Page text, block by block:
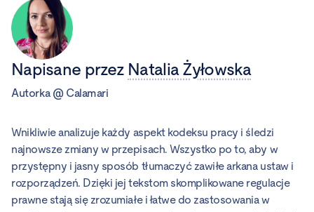
Napisane przez Natalia Żyłowska
Autorka@ Calamari
Wnikliwie analizuje każdy aspekt kodeksu pracy i śledzi
najnowsze zmiany w przepisach. Wszystko po to, aby w
przystępny i jasny sposób tłumaczyć zawiłe arkana ustaw i
rozporządzeń. Dzięki jej tekstom skomplikowane regulacje
prawne stają się zrozumiałe i łatwe do zastosowania w